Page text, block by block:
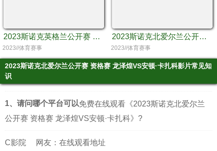
2023斯诺克英格兰公开赛 延期资格赛 吴宜泽VS马克·艾伦
2023//体育赛事
2023斯诺克北爱尔兰公开赛资格赛艾伦泰勒VS多米尼克戴尔
2023//体育赛事
2023斯诺克北爱尔兰公开赛 资格赛 龙泽煌VS安顿·卡扎科影片常见知
识
1、请问哪个平台可以免费在线观看《2023斯诺克北爱尔兰
公开赛 资格赛 龙泽煌VS安顿·卡扎科》?
C影院 网友：在线观看地址